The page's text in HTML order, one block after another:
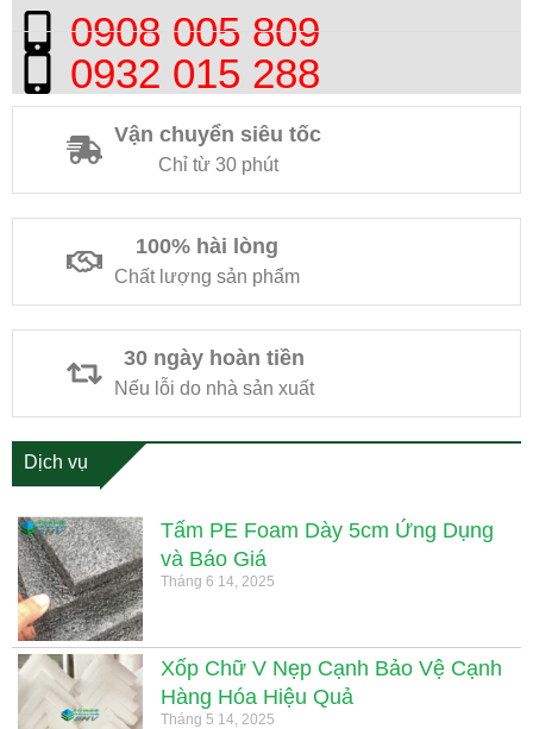
0908 005 809
0932 015 288
Vận chuyển siêu tốc
Chỉ từ 30 phút
100% hài lòng
Chất lượng sản phẩm
30 ngày hoàn tiền
Nếu lỗi do nhà sản xuất
Dịch vụ
Tấm PE Foam Dày 5cm Ứng Dụng
và Báo Giá
Tháng 6 14, 2025
Xốp Chữ V Nẹp Cạnh Bảo Vệ Cạnh
Hàng Hóa Hiệu Quả
Tháng 5 14, 2025